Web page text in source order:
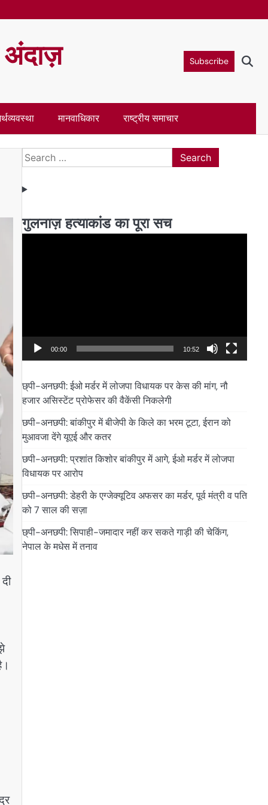
अंदाज़ Subscribe
मानवाधिकार राष्ट्रीय समाचार
Search
for:
गुलनाज़ हत्याकांड का पूरा सच
00:00 10:52
छ्पी-अनछपी: ईओ मर्डर में लोजपा विधायक पर केस की मांग, नौ
हजार असिस्टेंट प्रोफेसर की वैकेंसी निकलेगी
छपी-अनछपी: बांकीपुर में बीजेपी के किले का भरम टूटा, ईरान को
मुआवजा देंगे यूएई और कतर
छपी-अनछपी: प्रशांत किशोर बांकीपुर में आगे, ईओ मर्डर में लोजपा
विधायक पर आरोप
छपी-अनछपी: डेहरी के एग्जेक्यूटिव अफसर का मर्डर, पूर्व मंत्री व पति
को 7 साल की सज़ा
छ्पी-अनछपी: सिपाही-जमादार नहीं कर सकते गाड़ी की चेकिंग,
नेपाल के मधेस में तनाव